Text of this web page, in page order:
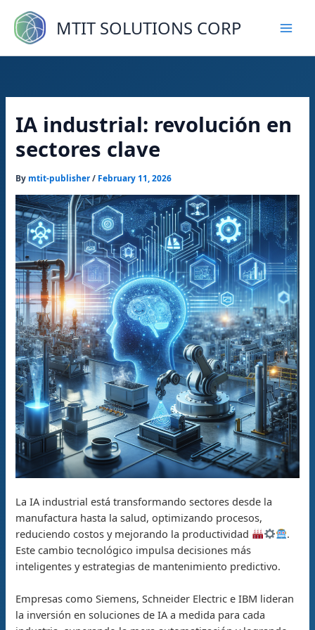
content
MTIT SOLUTIONS CORP
IA industrial: revolución en
sectores clave
By mtit-publisher/ February 11, 2026
La IA industrial está transformando sectores desde la
manufactura hasta la salud, optimizando procesos,
reduciendo costos y mejorando la productividad
.
Este cambio tecnológico impulsa decisiones más
inteligentes y estrategias de mantenimiento predictivo.
Empresas como Siemens, Schneider Electric e IBM lideran
la inversión en soluciones de IA a medida para cada